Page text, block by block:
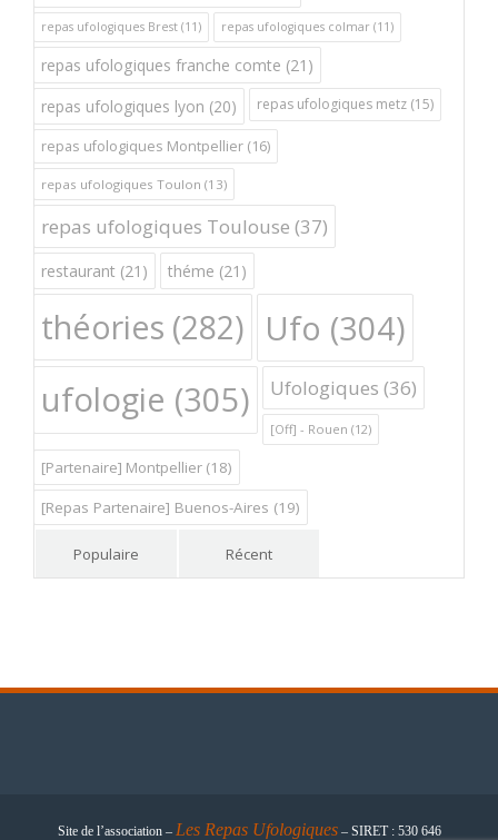
repas ufologiques Brest (11) repas ufologiques colmar (11)
repas ufologiques franche comte (21)
repas ufologiques lyon (20) repas ufologiques metz (15)
repas ufologiques Montpellier (16)
repas ufologiques Toulon (13)
repas ufologiques Toulouse (37)
restaurant (21) théme (21)
théories (282) Ufo (304)
ufologie (305) Ufologiques (36)
[Off] - Rouen (12)
[Partenaire] Montpellier (18)
[Repas Partenaire] Buenos-Aires (19)
Populaire Récent
Site de l’association – Les Repas Ufologiques– SIRET : 530 646